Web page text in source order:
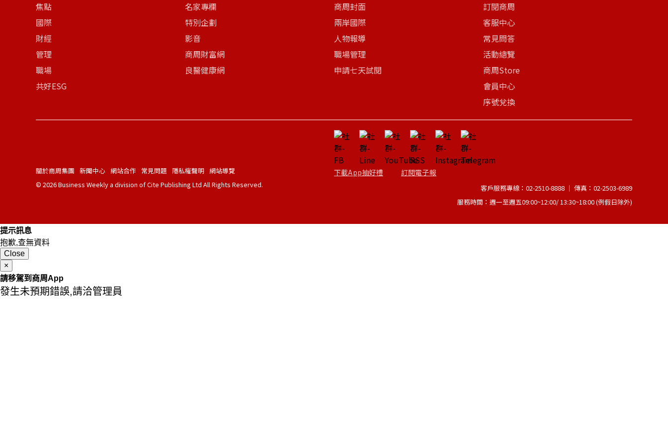
焦點
國際
財經
管理
職場
共好ESG
名家專欄
特別企劃
影音
商周財富網
良醫健康網
商周封面
兩岸國際
人物報導
職場管理
申請七天試閱
訂閱商周
客服中心
常見問答
活動總覽
商周Store
會員中心
序號兌換
關於商周集團 新聞中心 網站合作 常見問題 隱私權聲明 網站導覽
© 2026 Business Weekly a division of Cite Publishing Ltd All Rights Reserved.
下載App抽好禮 訂閱電子報
客戶服務專線：02-2510-8888 │ 傳真：02-2503-6989
服務時間：週一至週五09:00~12:00/ 13:30~18:00 (例假日除外)
提示訊息
抱歉,查無資料
Close
×
請移駕到商周App
發生未預期錯誤,請洽管理員